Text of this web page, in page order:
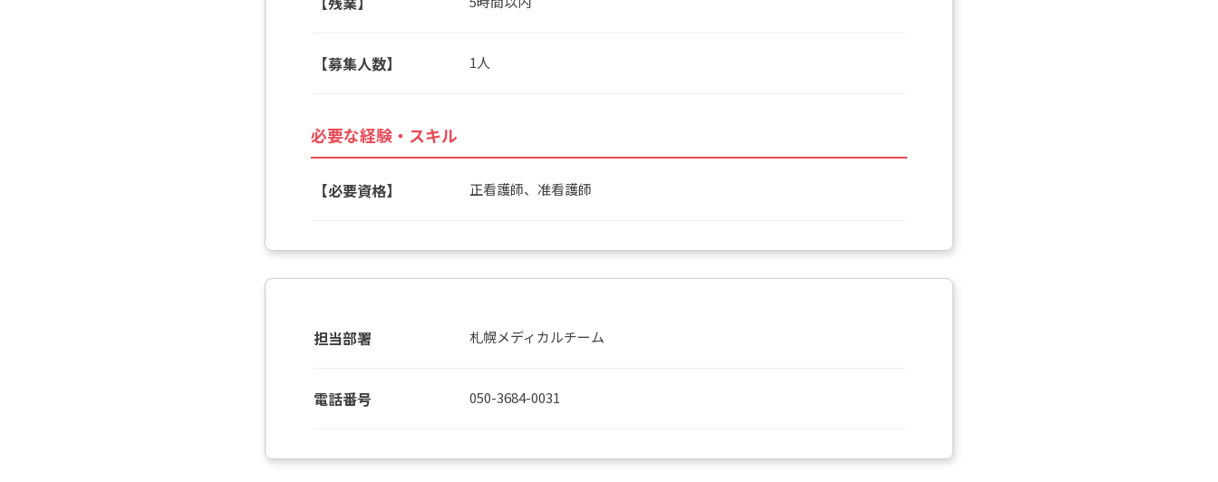
【募集人数】 1人
必要な経験・スキル
【必要資格】 正看護師、准看護師
担当部署 札幌メディカルチーム
電話番号 050-3684-0031